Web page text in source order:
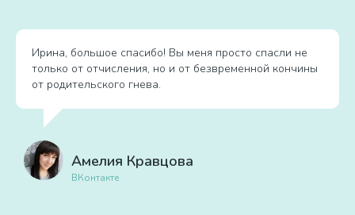
Ирина, большое спасибо! Вы меня просто спасли не
только от отчисления, но и от безвременной кончины
от родительского гнева.
Амелия Кравцова
ВКонтакте